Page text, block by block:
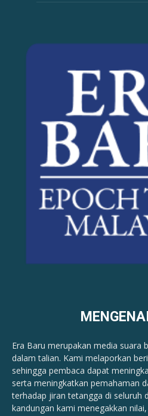
Era Baru merupakan media suara
dalam talian. Kami melaporkan
sehingga pembaca dapat
serta meningkatkan pemahaman
terhadap jiran tetangga di seluruh
kandungan kami menegakkan